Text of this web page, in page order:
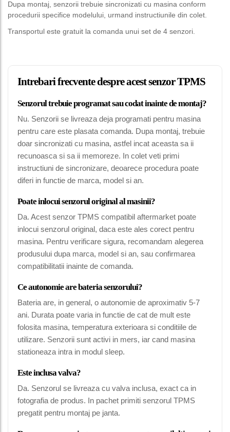
Dupa montaj, senzorii trebuie sincronizati cu masina conform
procedurii specifice modelului, urmand instructiunile din colet.
Transportul este gratuit la comanda unui set de 4 senzori.
Intrebari frecvente despre acest senzor TPMS
Senzorul trebuie programat sau codat inainte de montaj?
Nu. Senzorii se livreaza deja programati pentru masina
pentru care este plasata comanda. Dupa montaj, trebuie
doar sincronizati cu masina, astfel incat aceasta sa ii
recunoasca si sa ii memoreze. In colet veti primi
instructiuni de sincronizare, deoarece procedura poate
diferi in functie de marca, model si an.
Poate inlocui senzorul original al masinii?
Da. Acest senzor TPMS compatibil aftermarket poate
inlocui senzorul original, daca este ales corect pentru
masina. Pentru verificare sigura, recomandam alegerea
produsului dupa marca, model si an, sau confirmarea
compatibilitatii inainte de comanda.
Ce autonomie are bateria senzorului?
Bateria are, in general, o autonomie de aproximativ 5-7
ani. Durata poate varia in functie de cat de mult este
folosita masina, temperatura exterioara si conditiile de
utilizare. Senzorii sunt activi in mers, iar cand masina
stationeaza intra in modul sleep.
Este inclusa valva?
Da. Senzorul se livreaza cu valva inclusa, exact ca in
fotografia de produs. In pachet primiti senzorul TPMS
pregatit pentru montaj pe janta.